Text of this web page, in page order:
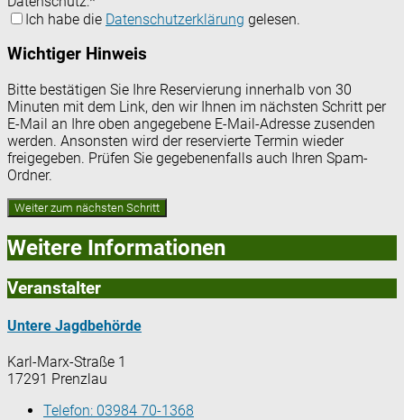
Ich habe die Datenschutzerklärung gelesen.
Wichtiger Hinweis
Bitte bestätigen Sie Ihre Reservierung innerhalb von 30
Minuten mit dem Link, den wir Ihnen im nächsten Schritt per
E-Mail an Ihre oben angegebene E-Mail-Adresse zusenden
werden. Ansonsten wird der reservierte Termin wieder
freigegeben. Prüfen Sie gegebenenfalls auch Ihren Spam-
Ordner.
Weitere Informationen
Veranstalter
Untere Jagdbehörde
Karl-Marx-Straße 1
17291 Prenzlau
Telefon: 03984 70-1368